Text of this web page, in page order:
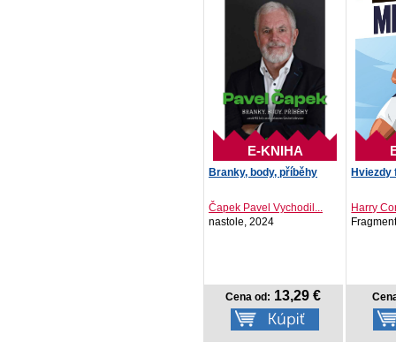
E-KNIHA
Branky, body, příběhy
Čapek Pavel Vychodil...
nastole, 2024
Cena od: 13,29 €
Hviezdy
Harry